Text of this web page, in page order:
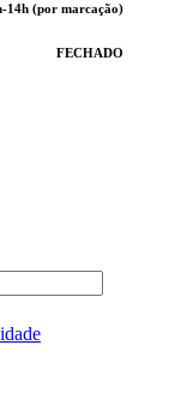
14h (por marcação)
FECHADO